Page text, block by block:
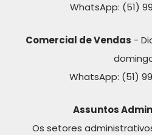
WhatsApp: (51)
Comercial de Vendas -
WhatsApp: (51)
Assuntos
Os setores